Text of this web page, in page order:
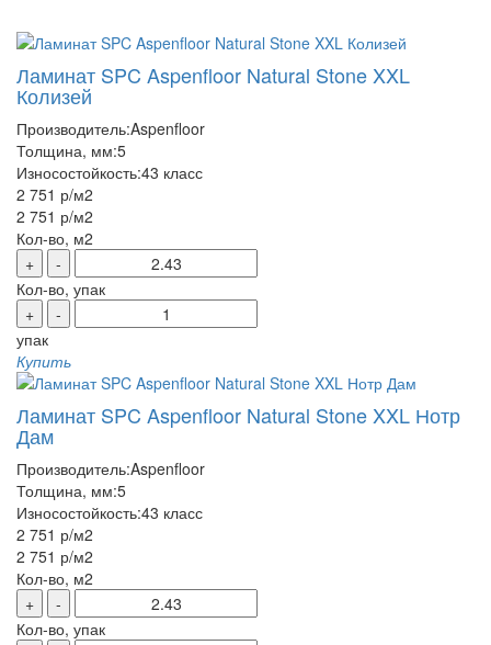
Ламинат SPC Aspenfloor Natural Stone XXL
Колизей
Производитель:Aspenfloor
Толщина, мм:5
Износостойкость:43 класс
2 751 р/м2
2 751 р/м2
Кол-во, м2
+
-
Кол-во, упак
+
-
упак
Купить
Ламинат SPC Aspenfloor Natural Stone XXL Нотр
Дам
Производитель:Aspenfloor
Толщина, мм:5
Износостойкость:43 класс
2 751 р/м2
2 751 р/м2
Кол-во, м2
+
-
Кол-во, упак